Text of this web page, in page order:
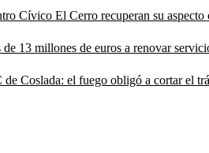
Cívico El Cerro recuperan su
de 13 millones de euros a renovar
Coslada: el fuego obligó a cortar el